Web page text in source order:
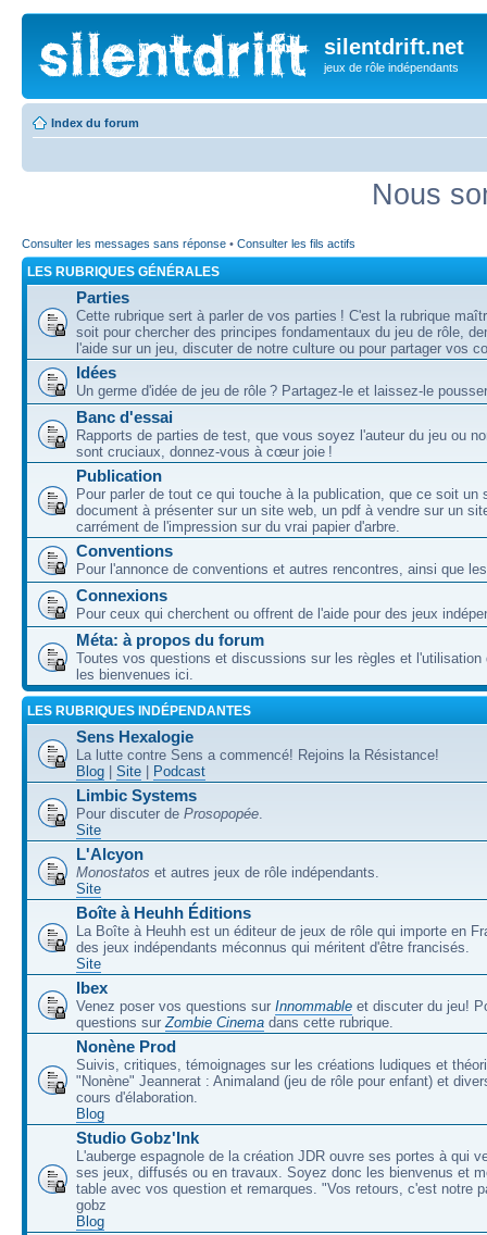
silentdrift.net
jeux de rôle indépendants
Index du forum
Nous
Consulter les messages sans réponse • Consulter les fils actifs
LES RUBRIQUES GÉNÉRALES
Parties
Cette rubrique sert à parler de vos parties ! C'est la rubrique
soit pour chercher des principes fondamentaux du jeu de rôle,
l'aide sur un jeu, discuter de notre culture ou pour partager vos
Idées
Un germe d'idée de jeu de rôle ? Partagez-le et laissez-le
Banc d'essai
Rapports de parties de test, que vous soyez l'auteur du jeu ou
sont cruciaux, donnez-vous à cœur joie !
Publication
Pour parler de tout ce qui touche à la publication, que ce soit un
document à présenter sur un site web, un pdf à vendre sur un
carrément de l'impression sur du vrai papier d'arbre.
Conventions
Pour l'annonce de conventions et autres rencontres, ainsi que
Connexions
Pour ceux qui cherchent ou offrent de l'aide pour des jeux
Méta: à propos du forum
Toutes vos questions et discussions sur les règles et l'utilisation
les bienvenues ici.
LES RUBRIQUES INDÉPENDANTES
Sens Hexalogie
La lutte contre Sens a commencé! Rejoins la Résistance!
Blog
Site Podcast
Limbic Systems
Pour discuter de Prosopopée.
Site
L'Alcyon
Monostatos et autres jeux de rôle indépendants.
Site
Boîte à Heuhh Éditions
La Boîte à Heuhh est un éditeur de jeux de rôle qui importe en
des jeux indépendants méconnus qui méritent d'être francisés.
Site
Ibex
Venez poser vos questions sur Innommable et discuter du jeu!
questions surZombie Cinema dans cette rubrique.
Nonène Prod
Suivis, critiques, témoignages sur les créations ludiques et
"Nonène" Jeannerat : Animaland (jeu de rôle pour enfant) et
cours d'élaboration.
Blog
Studio Gobz'Ink
L'auberge espagnole de la création JDR ouvre ses portes à qui
ses jeux, diffusés ou en travaux. Soyez donc les bienvenus et
table avec vos question et remarques. "Vos retours, c'est notre
gobz
Blog